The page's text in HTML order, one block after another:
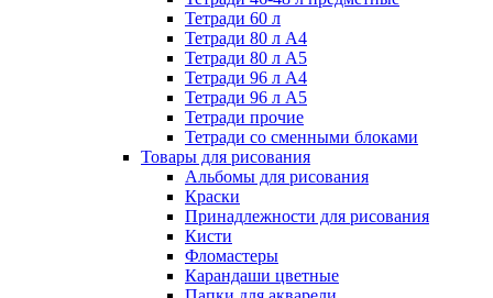
Тетради 60 л
Тетради 80 л А4
Тетради 80 л А5
Тетради 96 л А4
Тетради 96 л А5
Тетради прочие
Тетради со сменными блоками
Товары для рисования
Альбомы для рисования
Краски
Принадлежности для рисования
Кисти
Фломастеры
Карандаши цветные